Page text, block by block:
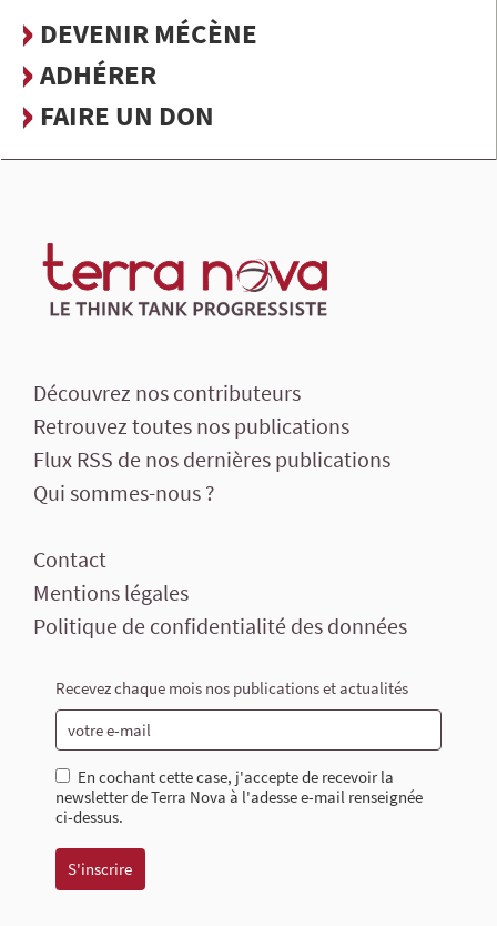
DEVENIR MÉCÈNE
ADHÉRER
FAIRE UN DON
Découvrez nos contributeurs
Retrouvez toutes nos publications
Flux RSS de nos dernières publications
Qui sommes-nous ?
Contact
Mentions légales
Politique de confidentialité des données
Recevez chaque mois nos publications et actualités
En cochant cette case, j'accepte de recevoir la
newsletter de Terra Nova à l'adesse e-mail renseignée
ci-dessus.